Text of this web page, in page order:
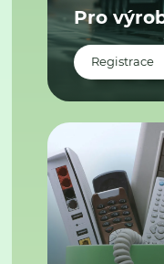
Pro
Registrace